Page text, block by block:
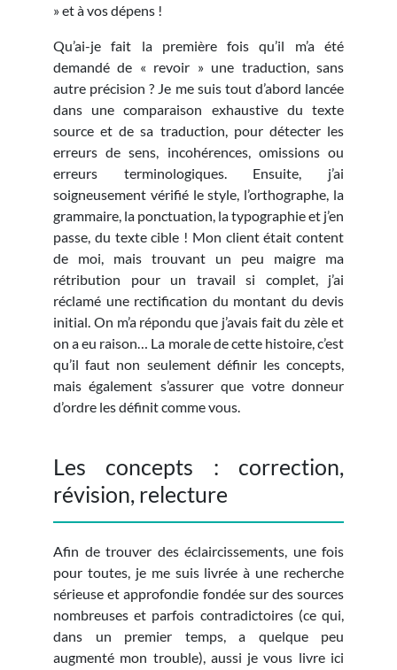
» et à vos dépens !
Qu’ai-je fait la première fois qu’il m’a été
demandé de « revoir » une traduction, sans
autre précision ? Je me suis tout d’abord lancée
dans une comparaison exhaustive du texte
source et de sa traduction, pour détecter les
erreurs de sens, incohérences, omissions ou
erreurs terminologiques. Ensuite, j’ai
soigneusement vérifié le style, l’orthographe, la
grammaire, la ponctuation, la typographie et j’en
passe, du texte cible ! Mon client était content
de moi, mais trouvant un peu maigre ma
rétribution pour un travail si complet, j’ai
réclamé une rectification du montant du devis
initial. On m’a répondu que j’avais fait du zèle et
on a eu raison… La morale de cette histoire, c’est
qu’il faut non seulement définir les concepts,
mais également s’assurer que votre donneur
d’ordre les définit comme vous.
Les concepts : correction,
révision, relecture
Afin de trouver des éclaircissements, une fois
pour toutes, je me suis livrée à une recherche
sérieuse et approfondie fondée sur des sources
nombreuses et parfois contradictoires (ce qui,
dans un premier temps, a quelque peu
augmenté mon trouble), aussi je vous livre ici